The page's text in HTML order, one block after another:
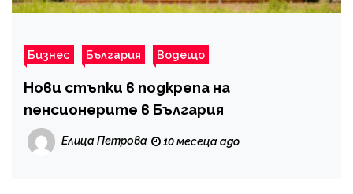
Бизнес България Водещо
Нови стъпки в подкрепа на
пенсионерите в България
Елица Петрова 10 месеца ago